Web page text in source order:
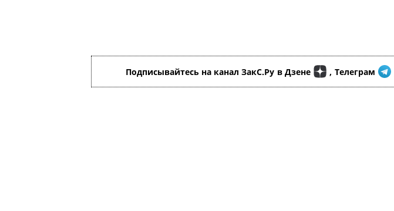
Подписывайтесь на канал ЗакС.Ру в Дзене , Телеграм